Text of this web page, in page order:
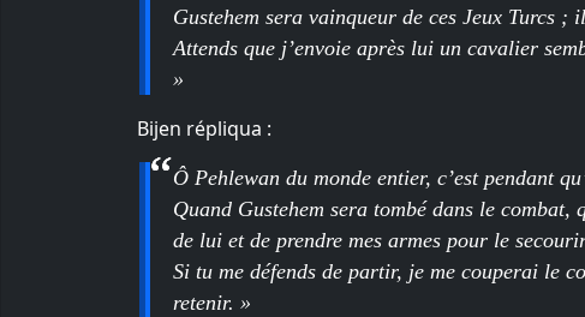
Gustehem sera vainqueur de ces Jeux Turcs
Attends que j’envoie après lui un cavalier
»
Bijen répliqua :
Ô Pehlewan du monde entier, c’est pendant
Quand Gustehem sera tombé dans le combat,
de lui et de prendre mes armes pour le
Si tu me défends de partir, je me couperai le
retenir. »